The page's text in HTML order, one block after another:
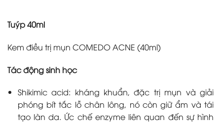
Tuýp 40ml
Kem điều trị mụn COMEDO ACNE (40ml)
Tác động sinh học
Shikimic acid: kháng khuẩn, đặc trị mụn và giải
phóng bít tắc lỗ chân lông, nó còn giữ ẩm và tái
tạo làn da. Ức chế enzyme liên quan đến sự hình